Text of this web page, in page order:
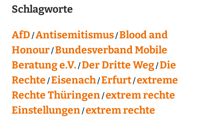
Schlagworte
AfD Antisemitismus Blood and
Honour Bundesverband Mobile
Beratung e.V. Der Dritte Weg Die
Rechte Eisenach Erfurt extreme
Rechte Thüringen extrem rechte
Einstellungen extrem rechte